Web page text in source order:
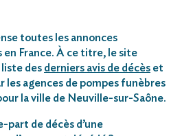
toutes les annonces
France. À ce titre, le site
des derniers avis de décès et
les agences de pompes funèbres
la ville de Neuville-sur-Saône.
part de décès d’une